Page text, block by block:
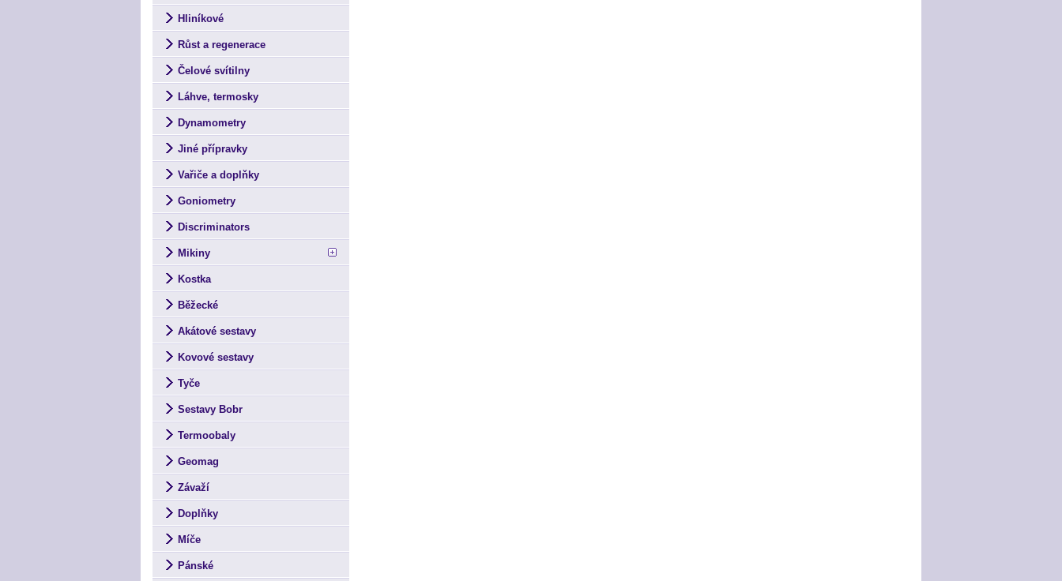
Hliníkové
Růst a regenerace
Čelové svítilny
Láhve, termosky
Dynamometry
Jiné přípravky
Vařiče a doplňky
Goniometry
Discriminators
Mikiny
Kostka
Běžecké
Akátové sestavy
Kovové sestavy
Tyče
Sestavy Bobr
Termoobaly
Geomag
Závaží
Doplňky
Míče
Pánské